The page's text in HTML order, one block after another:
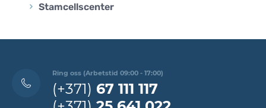
Stamcellscenter
Ring oss (Arbetstid 09:00 - 17:00)
(+371) 67 111 117